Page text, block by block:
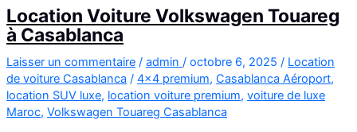
Location Voiture Volkswagen Touareg
à Casablanca
Laisser un commentaire / admin / octobre 6, 2025 / Location
de voiture Casablanca / 4x4 premium, Casablanca Aéroport,
location SUV luxe, location voiture premium, voiture de luxe
Maroc, Volkswagen Touareg Casablanca